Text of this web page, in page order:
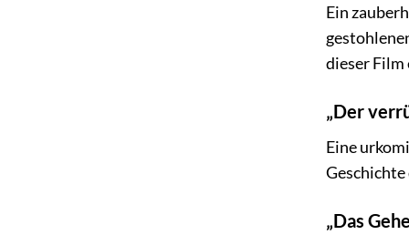
Ein
dieser Film
„Der
Eine
„Das